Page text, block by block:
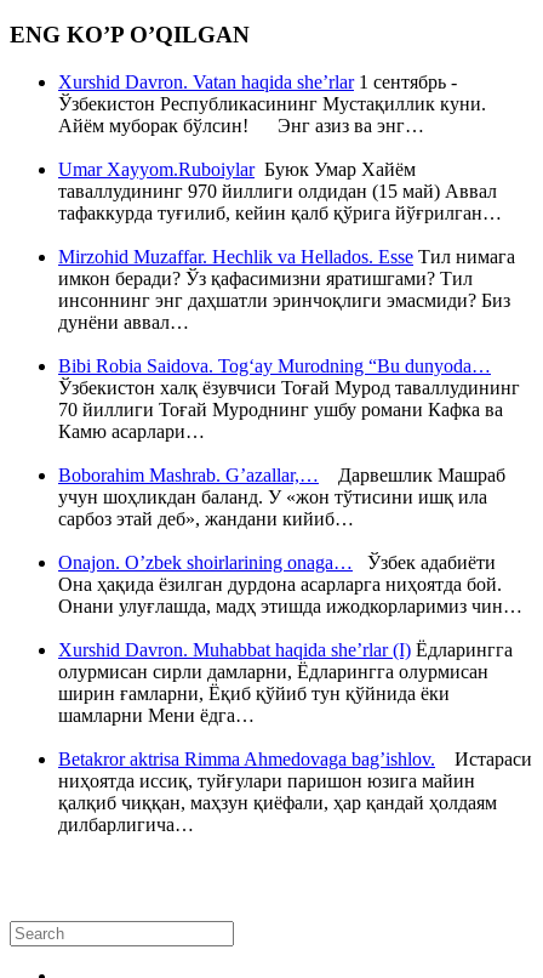
ENG KO’P O’QILGAN
Xurshid Davron. Vatan haqida she’rlar1 сентябрь -
Ўзбекистон Республикасининг Мустақиллик куни.
Айём муборак бўлсин! Энг азиз ва энг…
Umar Xayyom.RuboiylarБуюк Умар Хайём
таваллудининг 970 йиллиги олдидан (15 май) Аввал
тафаккурда туғилиб, кейин қалб қўрига йўғрилган…
Mirzohid Muzaffar. Hechlik va Hellados. Esse Тил нимага
имкон беради? Ўз қафасимизни яратишгами? Тил
инсоннинг энг даҳшатли эринчоқлиги эмасмиди? Биз
дунёни аввал…
Bibi Robia Saidova. Tog‘ay Murodning “Bu dunyoda…
Ўзбекистон халқ ёзувчиси Тоғай Мурод таваллудининг
70 йиллиги Тоғай Муроднинг ушбу романи Кафка ва
Камю асарлари…
Boborahim Mashrab. G’azallar,… Дарвешлик Машраб
учун шоҳликдан баланд. У «жон тўтисини ишқ ила
сарбоз этай деб», жандани кийиб…
Onajon. O’zbek shoirlarining onaga… Ўзбек адабиёти
Она ҳақида ёзилган дурдона асарларга ниҳоятда бой.
Онани улуғлашда, мадҳ этишда ижодкорларимиз чин…
Xurshid Davron. Muhabbat haqida she’rlar (I) Ёдларингга
олурмисан сирли дамларни, Ёдларингга олурмисан
ширин ғамларни, Ёқиб қўйиб тун қўйнида ёки
шамларни Мени ёдга…
Betakror aktrisa Rimma Ahmedovaga bag’ishlov. Истараси
ниҳоятда иссиқ, туйғулари паришон юзига майин
қалқиб чиққан, маҳзун қиёфали, ҳар қандай ҳолдаям
дилбарлигича…